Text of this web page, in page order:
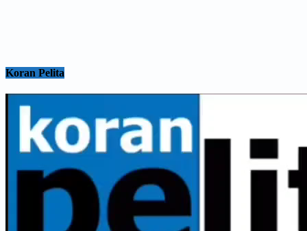
Koran Pelita